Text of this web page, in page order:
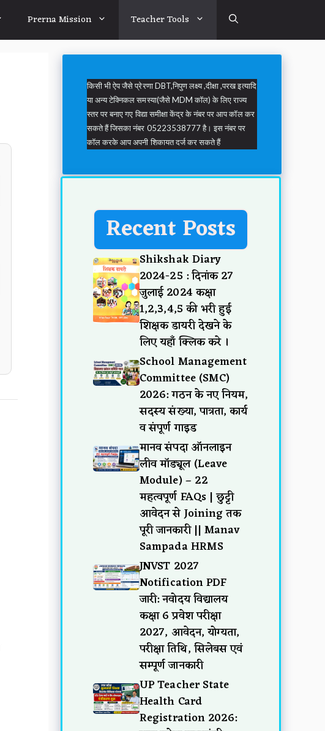
Prerna Mission Teacher Tools
किसी भी ऐप जैसे प्रेरणा DBT,निपुण लक्ष्य ,दीक्षा ,परख इत्यादि
या अन्य टेक्निकल समस्या(जैसे MDM कॉल) के लिए राज्य
स्तर पर बनाए गए विद्या समीक्षा केंद्र के नंबर पर आप कॉल कर
सकते हैं जिसका नंबर 05223538777 है। इस नंबर पर
कॉल करके आप अपनी शिकायत दर्ज कर सकते हैं
Recent Posts
Shikshak Diary
2024-25 : दिनांक 27
जुलाई 2024 कक्षा
1,2,3,4,5 की भरी हुई
शिक्षक डायरी देखने के
लिए यहाँ क्लिक करे ।
School Management
Committee (SMC)
2026: गठन के नए नियम,
सदस्य संख्या, पात्रता, कार्य
व संपूर्ण गाइड
मानव संपदा ऑनलाइन
लीव मॉड्यूल (Leave
Module) – 22
महत्वपूर्ण FAQs | छुट्टी
आवेदन से Joining तक
पूरी जानकारी || Manav
Sampada HRMS
JNVST 2027
Notification PDF
जारी: नवोदय विद्यालय
कक्षा 6 प्रवेश परीक्षा
2027, आवेदन, योग्यता,
परीक्षा तिथि, सिलेबस एवं
सम्पूर्ण जानकारी
UP Teacher State
Health Card
Registration 2026: